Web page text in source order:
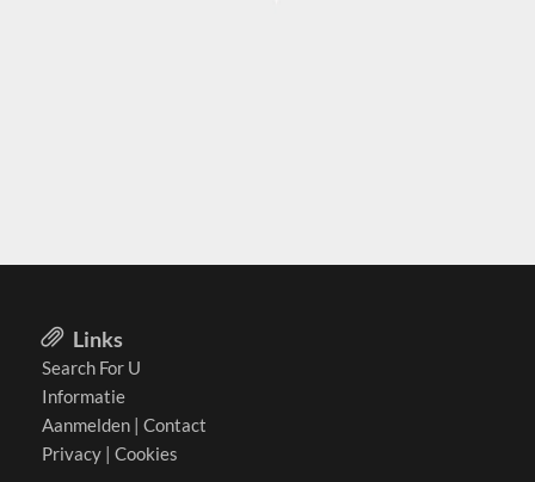
Links
Search For U
Informatie
Aanmelden | Contact
Privacy | Cookies